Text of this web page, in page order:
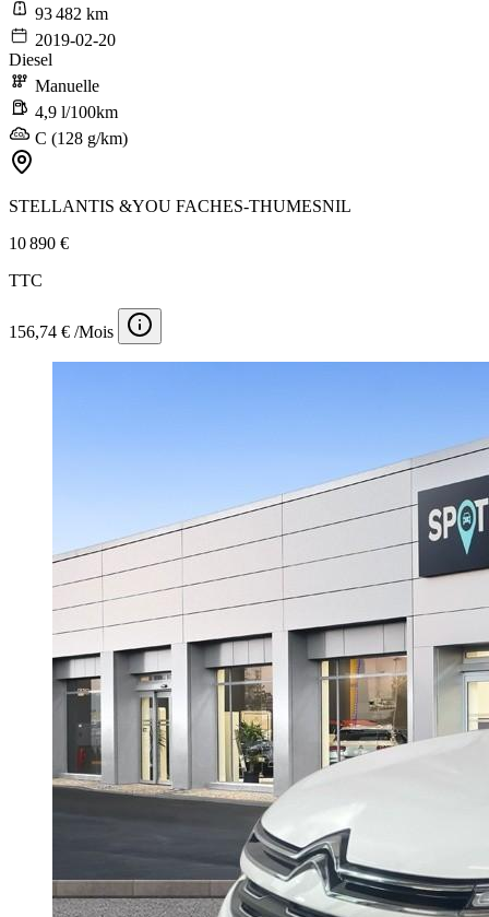
93 482 km
2019-02-20
Diesel
Manuelle
4,9 l/100km
C (128 g/km)
STELLANTIS &YOU FACHES-THUMESNIL
10 890 €
TTC
156,74 € /Mois